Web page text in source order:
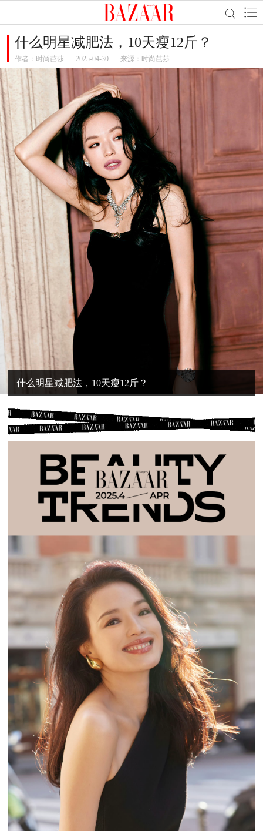
什么明星减肥法，10天瘦12斤？
作者： 时尚芭莎 2025-04-30 来源：时尚芭莎
什么明星减肥法，10天瘦12斤？